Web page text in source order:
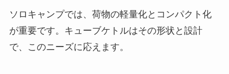
ソロキャンプでは、荷物の軽量化とコンパクト化
が重要です。キューブケトルはその形状と設計
で、このニーズに応えます。